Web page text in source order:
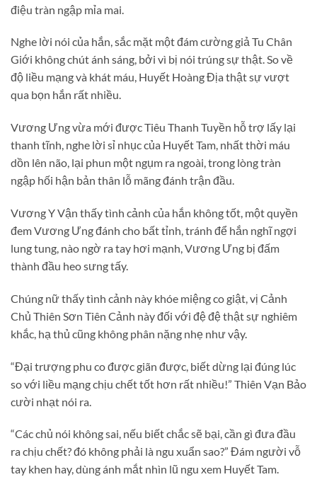
điệu tràn ngập mỉa mai.
Nghe lời nói của hắn, sắc mặt một đám cường giả Tu Chân
Giới không chút ánh sáng, bởi vì bị nói trúng sự thật. So về
độ liều mạng và khát máu, Huyết Hoàng Địa thật sự vượt
qua bọn hắn rất nhiều.
Vương Ưng vừa mới được Tiêu Thanh Tuyền hỗ trợ lấy lại
thanh tĩnh, nghe lời sỉ nhục của Huyết Tam, nhất thời máu
dồn lên não, lại phun một ngụm ra ngoài, trong lòng tràn
ngập hối hận bản thân lỗ mãng đánh trận đầu.
Vương Y Vận thấy tình cảnh của hắn không tốt, một quyền
đem Vương Ưng đánh cho bất tỉnh, tránh để hắn nghĩ ngợi
lung tung, nào ngờ ra tay hơi mạnh, Vương Ưng bị đấm
thành đầu heo sưng tấy.
Chúng nữ thấy tình cảnh này khóe miệng co giật, vị Cảnh
Chủ Thiên Sơn Tiên Cảnh này đối với đệ đệ thật sự nghiêm
khắc, hạ thủ cũng không phân nặng nhẹ như vậy.
“Đại trượng phu co được giãn được, biết dừng lại đúng lúc
so với liều mạng chịu chết tốt hơn rất nhiều!” Thiên Vạn Bảo
cười nhạt nói ra.
“Các chủ nói không sai, nếu biết chắc sẽ bại, cần gì đưa đầu
ra chịu chết? đó không phải là ngu xuẩn sao?” Đám người vỗ
tay khen hay, dùng ánh mắt nhìn lũ ngu xem Huyết Tam.